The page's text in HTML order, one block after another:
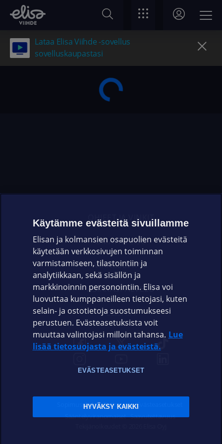
Lataa Elisa Viihde -sovellus
sovelluskaupastasi
OHJEET JA VINKIT
OMAYHTEISÖ
VIANSELVITYS
ASIAKASPALVELU
ELISA.FI
Sopimusehdot Tietosuoja Evästeasetukset
Sääntelyviranomaiset Saavutettavuus
Käytämme evästeitä sivuillamme
Elisan ja kolmansien osapuolien evästeitä
käytetään verkkosivujen toiminnan
varmistamiseen, tilastointiin ja
analytiikkaan, sekä sisällön ja
markkinoinnin personointiin. Elisa voi
luovuttaa kumppaneilleen tietojasi, kuten
selain- ja ostotietoja suostumukseesi
perustuen. Evästeasetuksista voit
muuttaa valintojasi milloin tahansa. Lue
lisää tietosuojasta ja evästeistä.
EVÄSTEASETUKSET
HYVÄKSY KAIKKI